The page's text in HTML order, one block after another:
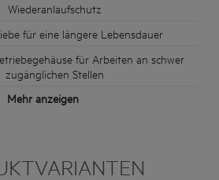
Wiederanlaufschutz
für eine längere Lebensdauer
für Arbeiten an schwer
zugänglichen Stellen
Mehr anzeigen